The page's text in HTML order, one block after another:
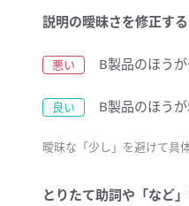
説明の曖昧さを修正する
B製品のほう
B製品のほう
曖昧な「少し」を避けて具
とりたて助詞や「など